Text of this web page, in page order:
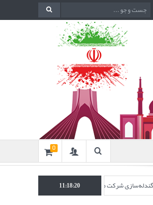
0
گندله‌سازی شرکت معدنی و صنعتی گل‌گهر” در نشریه
11:18:21